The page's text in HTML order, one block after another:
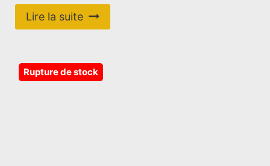
Lire la suite
Rupture de stock